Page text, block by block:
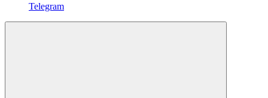
Telegram